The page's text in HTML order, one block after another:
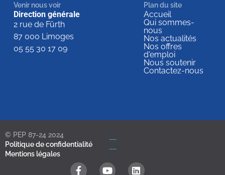
Plan du site
Accueil
Qui sommes-
nous
Nos actualités
Nos offres
d'emploi
Nous soutenir
Contactez-nous
Venir nous voir
Direction générale
2 rue de Fûrth
87 000 Limoges
05 55 30 17 09
© PEP 87-24 2024
Politique de confidentialité
Mentions légales